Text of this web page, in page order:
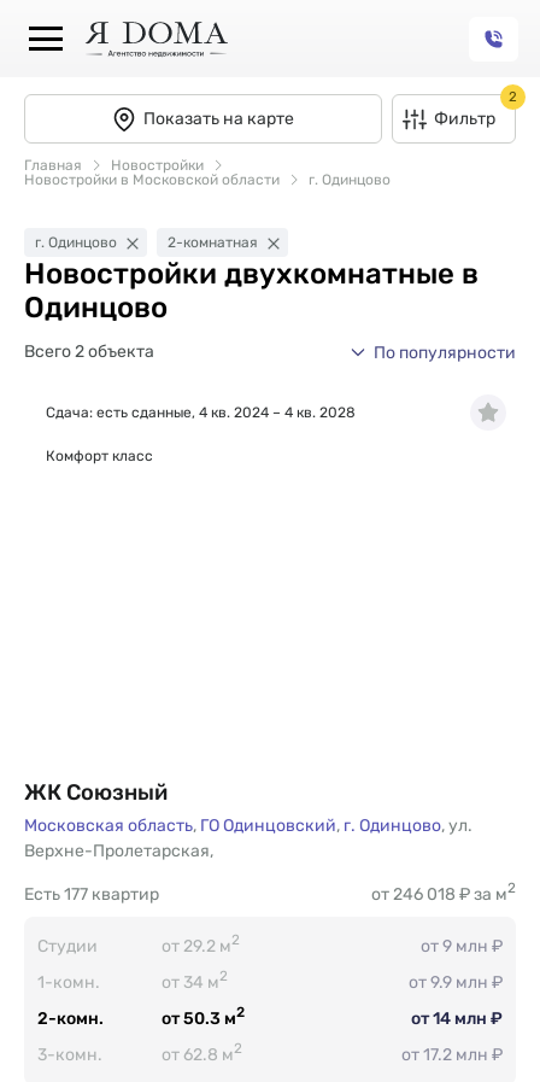
Показать на карте Фильтр
2
Главная
Новостройки
Новостройки в Московской области
г. Одинцово
г. Одинцово 2-комнатная
Новостройки двухкомнатные в
Одинцово
Всего 2 объекта По популярности
ЖК Союзный
Московская область, ГО Одинцовский, г. Одинцово,ул.
Верхне-Пролетарская,
177 квартир
Есть от 246 018 ₽ за м2
Студии от 29.2 м2
от 9 млн ₽
1-комн.
от 34 м2
от 9.9 млн ₽
2-комн.
от 50.3 м2
от 14 млн ₽
3-комн.
от 62.8 м2 от 17.2 млн ₽
Сдача: есть сданные, 4 кв. 2024 – 4 кв. 2028
Комфорт класс